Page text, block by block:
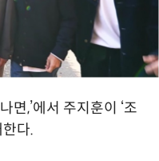
면,’에서 주지훈이 ‘조
다.